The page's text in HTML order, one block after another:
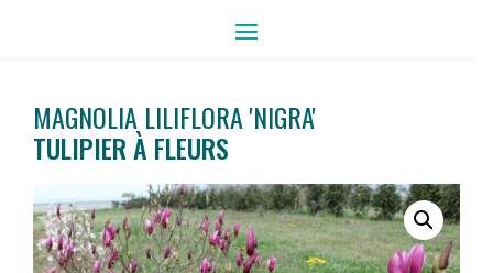
MAGNOLIA LILIFLORA 'NIGRA'
TULIPIER À FLEURS